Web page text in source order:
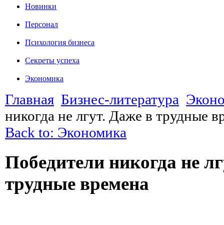
Новинки
Персонал
Психология бизнеса
Секреты успеха
Экономика
Главная Бизнес-литература
никогда не лгут. Даже в трудные
Back to: Экономика
Победители никогда не
трудные времена